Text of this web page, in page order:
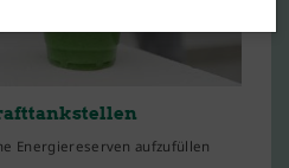
Energiereserven aufzufüllen